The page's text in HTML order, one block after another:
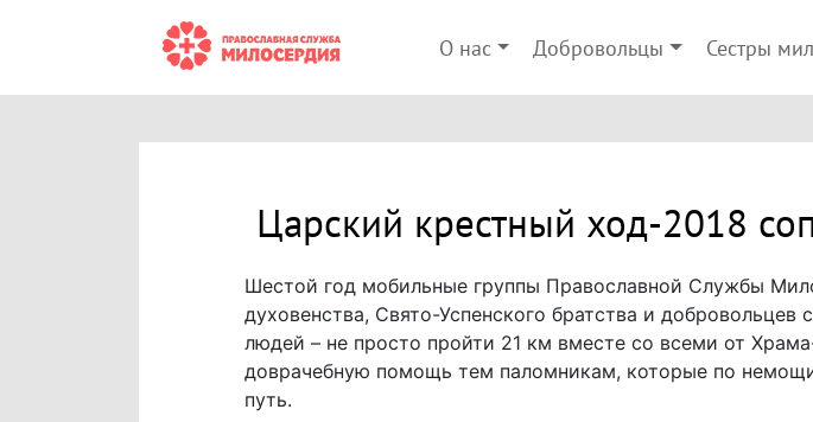
О нас Добровольцы Сестры
Царский крестный ход-2018
Шестой год мобильные группы Православной Службы
духовенства, Свято-Успенского братства и
людей – не просто пройти 21 км вместе со всеми от
доврачебную помощь тем паломникам, которые по
путь.